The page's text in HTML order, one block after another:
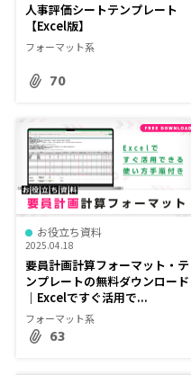
人事評価シートテンプレート
【Excel版】
フォーマット系
70
お役立ち資料
2025.04.18
要員計画計算フォーマット・テ
ンプレートの無料ダウンロード
｜Excelですぐ活用で...
フォーマット系
63